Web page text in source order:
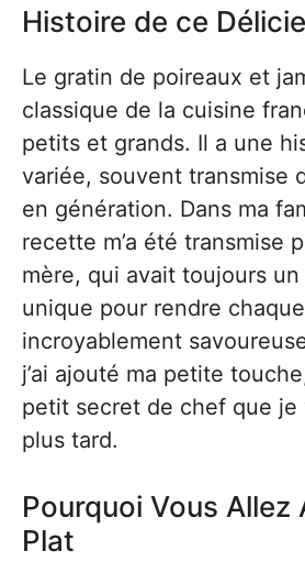
Histoire de ce
Le gratin de poireaux et
classique de la cuisine
petits et grands. Il a une
variée, souvent transmise
en génération. Dans ma
recette m’a été transmise
mère, qui avait toujours
unique pour rendre
incroyablement
j’ai ajouté ma petite
petit secret de chef que je
plus tard.
Pourquoi Vous Allez
Plat